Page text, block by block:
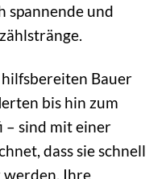
spannende und
Bauer
bis hin zum
– sind mit einer
dass sie schnell
werden. Ihre